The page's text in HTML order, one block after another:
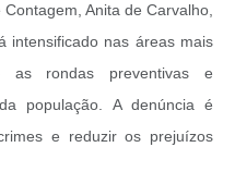
Anita de Carvalho,
intensificado nas áreas mais
as rondas preventivas e
população. A denúncia é
e reduzir os prejuízos